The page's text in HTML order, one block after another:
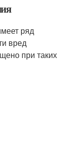
ряд
вред
при таких